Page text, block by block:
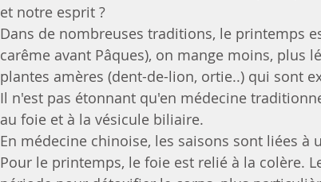
et notre esprit ?
Dans de nombreuses traditions, le printemps
carême avant Pâques), on mange moins, plus
plantes amères (dent-de-lion, ortie..) qui sont
Il n'est pas étonnant qu'en médecine
au foie et à la vésicule biliaire.
En médecine chinoise, les saisons sont liées
Pour le printemps, le foie est relié à la colère.